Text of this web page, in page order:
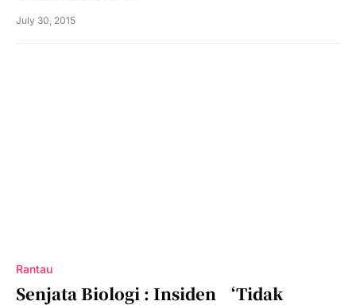
July 30, 2015
Rantau
Senjata Biologi : Insiden ‘Tidak